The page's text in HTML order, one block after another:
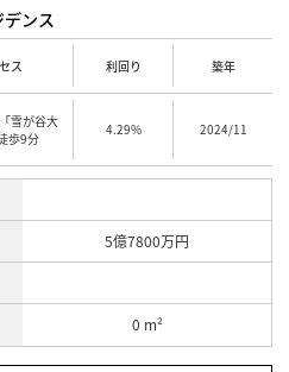
デンス
ス 利回り 築年
雪が谷大
歩9分
4.29% 2024/11
5億7800万円
0 m²